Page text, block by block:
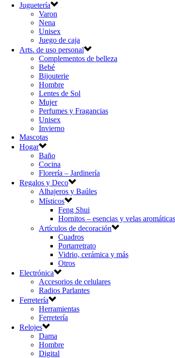
Juguetería
Varon
Nena
Unisex
Juego de caja
Arts. de uso personal
Complementos de belleza
Bebé
Bijouterie
Hombre
Lentes de Sol
Mujer
Perfumes y Fragancias
Unisex
Invierno
Mascotas
Hogar
Baño
Cocina
Florería – Jardinería
Regalos y Deco
Alhajeros y Baúles
Místicos
Feng Shui
Hornitos – esencias y velas aromáticas
Artículos de decoración
Cuadros
Portarretrato
Vidrio, cerámica y más
Otros
Electrónica
Accesorios de celulares
Radios Parlantes
Ferretería
Herramientas
Ferretería
Relojes
Dama
Hombre
Digital